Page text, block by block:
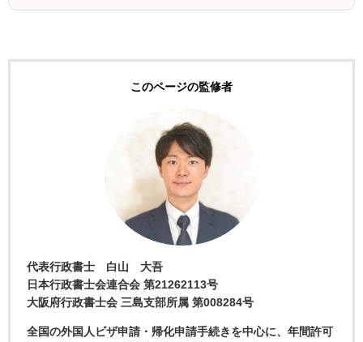
このページの監修者
代表行政書士 白山 大吾
日本行政書士会連合会 第21262113号
大阪府行政書士会 三島支部所属 第008284号
全国の外国人ビザ申請・帰化申請手続きを中心に、年間許可